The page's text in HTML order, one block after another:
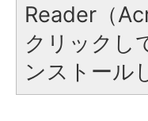
Reader（
クリックし
ンストール